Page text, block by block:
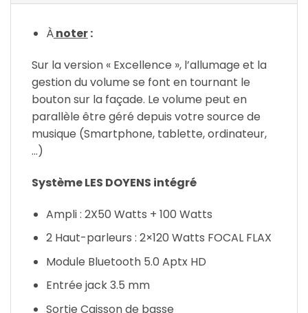
Ànoter:
Sur la version « Excellence », l’allumage et la
gestion du volume se font en tournant le
bouton sur la façade. Le volume peut en
parallèle être géré depuis votre source de
musique (Smartphone, tablette, ordinateur,
…)
Système LES DOYENS intégré
Ampli : 2X50 Watts + 100 Watts
2 Haut-parleurs : 2×120 Watts FOCAL FLAX
Module Bluetooth 5.0 Aptx HD
Entrée jack 3.5 mm
Sortie Caisson de basse